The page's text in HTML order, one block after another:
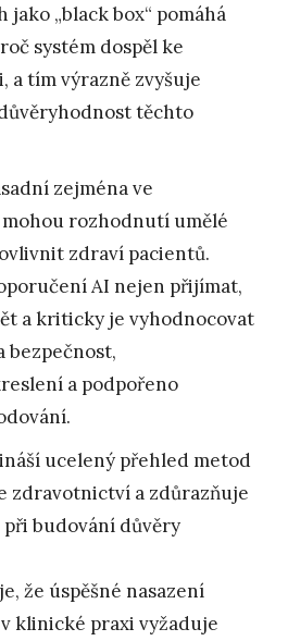
„black box“ pomáhá
systém dospěl ke
tím výrazně zvyšuje
těchto
zejména ve
rozhodnutí umělé
zdraví pacientů.
AI nejen přijímat,
a kriticky je vyhodnocovat
bezpečnost,
a podpořeno
ucelený přehled metod
zdravotnictví a zdůrazňuje
budování důvěry
že úspěšné nasazení
klinické praxi vyžaduje